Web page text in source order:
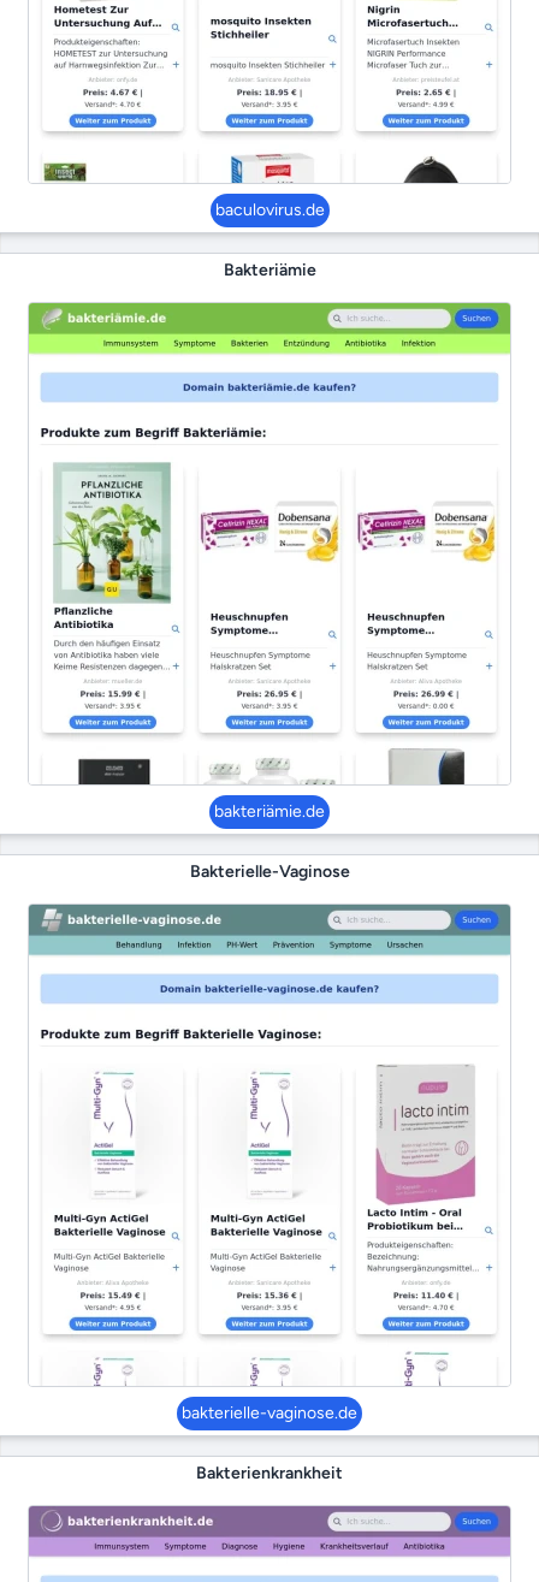
baculovirus.de
Bakteriämie
bakteriämie.de
Bakterielle-Vaginose
bakterielle-vaginose.de
Bakterienkrankheit